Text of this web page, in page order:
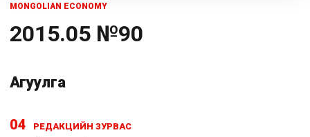
MONGOLIAN ECONOMY
2015.05 №90
Агуулга
04 РЕДАКЦИЙН ЗУРВАС